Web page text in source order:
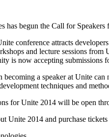
25개 이상의 플랫폼을 살펴보
를 확인하고 라이브 게임을 운
색하고 Acquire
험 제작
인 경험으로 전환
차량 내 경험을 향상시키세
러리
가이드
소개
, Insider와의 소통
잡이
이신가요? 여정 시작하기
스트 프랙티스
한 답변
하기
has begun the Call for
conference attracts
and lecture sessions
is now accepting submissions
becoming a speaker at Unite
techniques and
for Unite 2014 will be open
Unite 2014 and purchase